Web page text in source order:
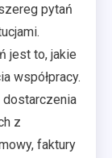
pytań
jest to, jakie
współpracy.
dostarczenia
z
faktury